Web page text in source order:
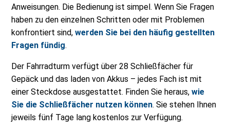
Anweisungen. Die Bedienung ist simpel. Wenn Sie Fragen
haben zu den einzelnen Schritten oder mit Problemen
konfrontiert sind,werden Sie bei den häufig gestellten
Fragen fündig.
Der Fahrradturm verfügt über 28 Schließfächer für
Gepäck und das laden von Akkus – jedes Fach ist mit
einer Steckdose ausgestattet. Finden Sie heraus,wie
Sie die Schließfächer nutzen können. Sie stehen Ihnen
jeweils fünf Tage lang kostenlos zur Verfügung.